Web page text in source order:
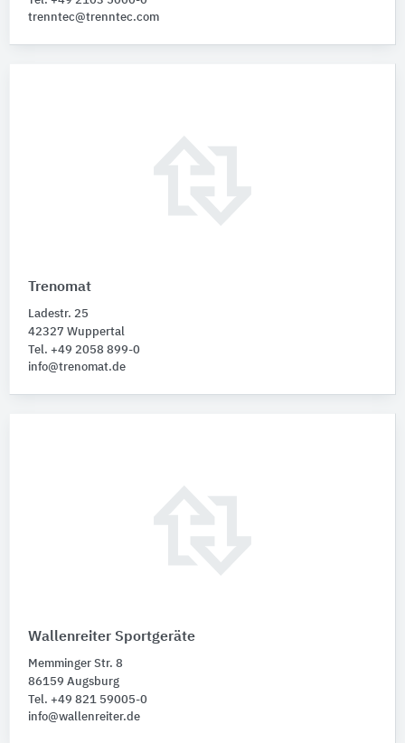
trenntec@trenntec.com
Trenomat
Ladestr. 25
42327 Wuppertal
Tel. +49 2058 899-0
info@trenomat.de
Wallenreiter Sportgeräte
Memminger Str. 8
86159 Augsburg
Tel. +49 821 59005-0
info@wallenreiter.de